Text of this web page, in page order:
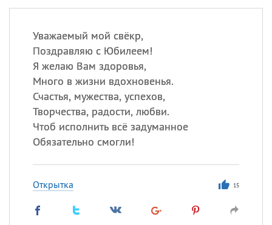
Уважаемый мой свёкр,
Поздравляю с Юбилеем!
Я желаю Вам здоровья,
Много в жизни вдохновенья.
Счастья, мужества, успехов,
Творчества, радости, любви.
Чтоб исполнить всё задуманное
Обязательно смогли!
Открытка 15